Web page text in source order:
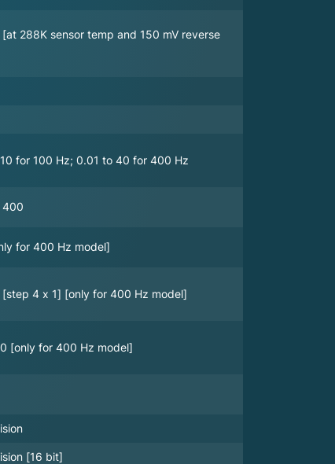
288K sensor temp and 150 mV reverse
for 100 Hz; 0.01 to 40 for 400 Hz
400
for 400 Hz model]
4 x 1] [only for 400 Hz model]
[only for 400 Hz model]
[16 bit]